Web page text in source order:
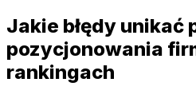
Jakie błędy unikać
pozycjonowania
rankingach